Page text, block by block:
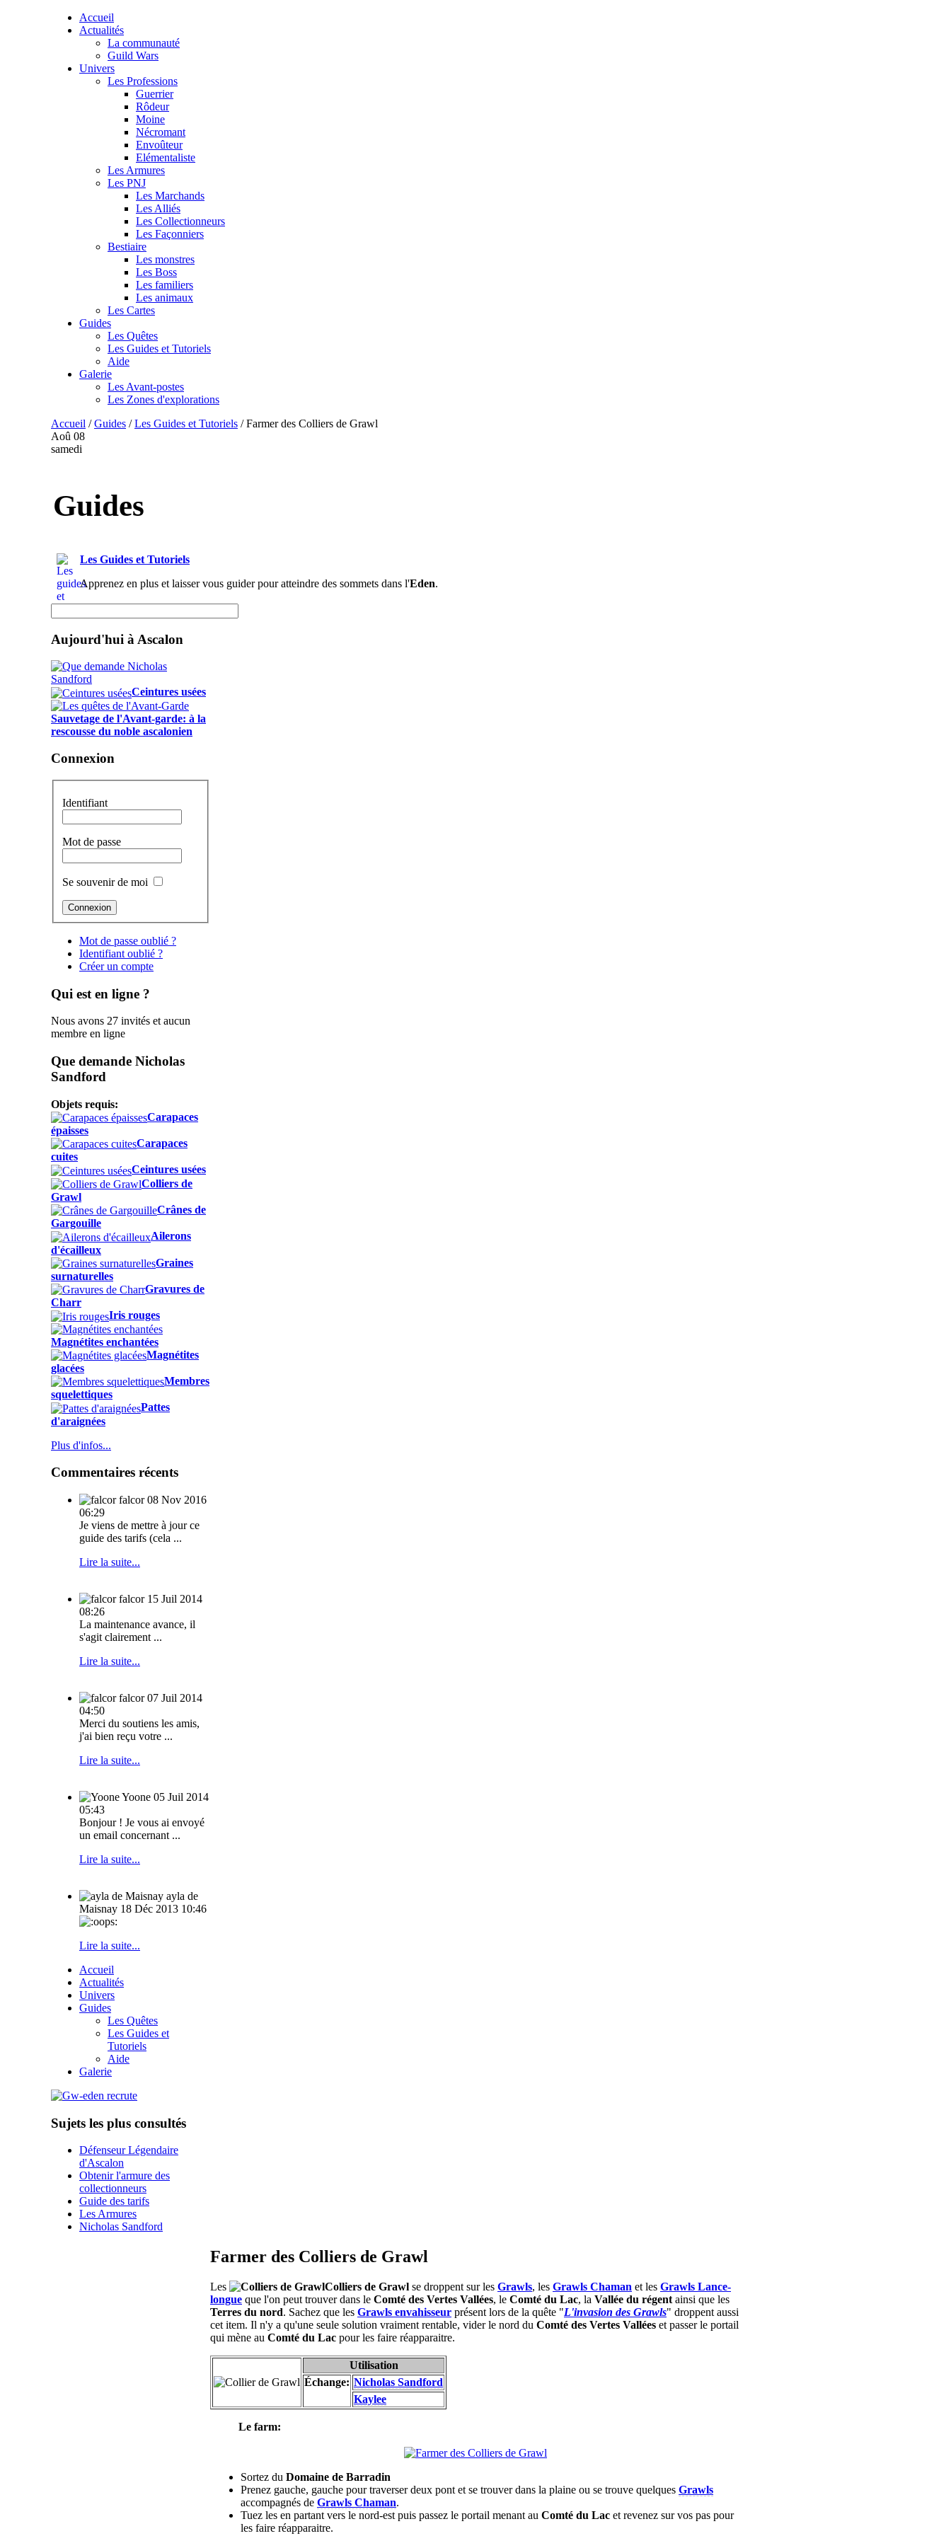
Accueil
Actualités
La communauté
Guild Wars
Univers
Les Professions
Guerrier
Rôdeur
Moine
Nécromant
Envoûteur
Elémentaliste
Les Armures
Les PNJ
Les Marchands
Les Alliés
Les Collectionneurs
Les Façonniers
Bestiaire
Les monstres
Les Boss
Les familiers
Les animaux
Les Cartes
Guides
Les Quêtes
Les Guides et Tutoriels
Aide
Galerie
Les Avant-postes
Les Zones d'explorations
Accueil /Guides /Les Guides et Tutoriels /Farmer des Colliers de Grawl
Aoû 08
samedi
Guides
Les Guides et Tutoriels
Apprenez en plus et laisser vous guider pour atteindre des sommets dans l'Eden.
Aujourd'hui à Ascalon
Ceintures usées
Sauvetage de l'Avant-garde: à la
rescousse du noble ascalonien
Connexion
Identifiant
Mot de passe
Se souvenir de moi
Mot de passe oublié ?
Identifiant oublié ?
Créer un compte
Qui est en ligne ?
Nous avons 27 invités et aucun
membre en ligne
Que demande Nicholas
Sandford
Objets requis:
Carapaces
épaisses
Carapaces
cuites
Ceintures usées
Colliers de
Grawl
Crânes de
Gargouille
Ailerons
d'écailleux
Graines
surnaturelles
Gravures de
Charr
Iris rouges
Magnétites enchantées
Magnétites
glacées
Membres
squelettiques
Pattes
d'araignées
Plus d'infos...
Commentaires récents
falcor 08 Nov 2016
06:29
Je viens de mettre à jour ce
guide des tarifs (cela ...
Lire la suite...
falcor 15 Juil 2014
08:26
La maintenance avance, il
s'agit clairement ...
Lire la suite...
falcor 07 Juil 2014
04:50
Merci du soutiens les amis,
j'ai bien reçu votre ...
Lire la suite...
Yoone 05 Juil 2014
05:43
Bonjour ! Je vous ai envoyé
un email concernant ...
Lire la suite...
ayla de
Maisnay 18 Déc 2013 10:46
Lire la suite...
Accueil
Actualités
Univers
Guides
Les Quêtes
Les Guides et
Tutoriels
Aide
Galerie
Sujets les plus consultés
Défenseur Légendaire
d'Ascalon
Obtenir l'armure des
collectionneurs
Guide des tarifs
Les Armures
Nicholas Sandford
Farmer des Colliers de Grawl
Les Colliers de Grawl se droppent sur les Grawls, les Grawls Chaman et les Grawls Lance-
longue que l'on peut trouver dans le Comté des Vertes Vallées, le Comté du Lac, la Vallée du régent ainsi que les
Terres du nord. Sachez que les Grawls envahisseur présent lors de la quête "L'invasion des Grawls" droppent aussi
cet item. Il n'y a qu'une seule solution vraiment rentable, vider le nord du Comté des Vertes Vallées et passer le portail
qui mène au Comté du Lac pour les faire réapparaitre.
Utilisation
Échange: Nicholas Sandford
Kaylee
Le farm:
Sortez du Domaine de Barradin
Prenez gauche, gauche pour traverser deux pont et se trouver dans la plaine ou se trouve quelques Grawls
accompagnés de Grawls Chaman.
Tuez les en partant vers le nord-est puis passez le portail menant au Comté du Lac et revenez sur vos pas pour
les faire réapparaitre.